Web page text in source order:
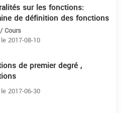
sur les fonctions:
de définition des fonctions
Cours
2017-08-10
de premier degré ,
2017-06-30